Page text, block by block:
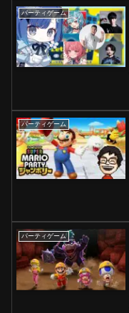
パーティゲーム
パーティゲーム
パーティゲーム